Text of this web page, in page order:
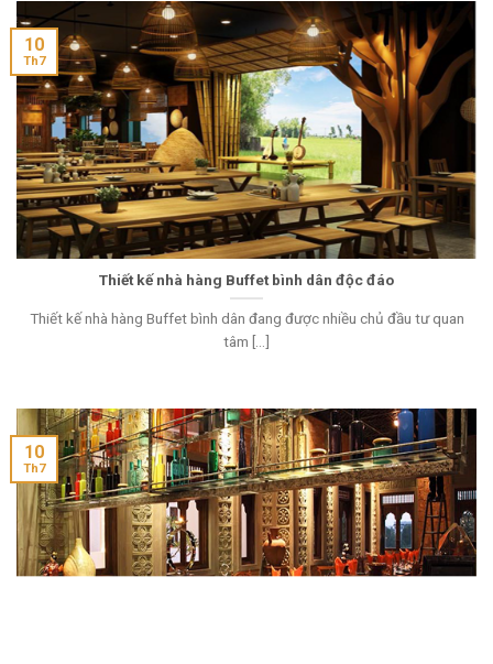
Thiết kế nhà hàng Buffet bình dân độc đáo
Thiết kế nhà hàng Buffet bình dân đang được nhiều chủ đầu tư quan
tâm [...]
10
Th7
10
Th7